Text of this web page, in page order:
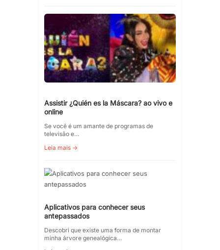
Assistir ¿Quién es la Máscara? ao vivo e
online
Se você é um amante de programas de
televisão e…
Leia mais →
Aplicativos para conhecer seus
antepassados
Descobri que existe uma forma de montar
minha árvore genealógica…